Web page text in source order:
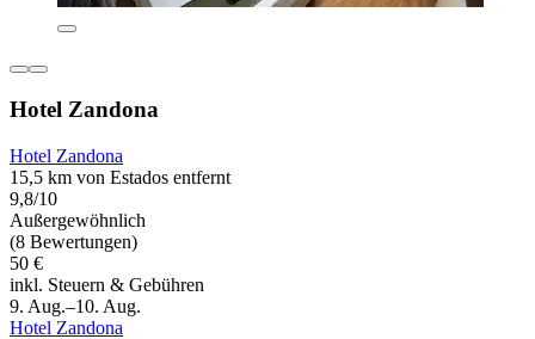
Hotel Zandona
Hotel Zandona
15,5 km von Estados entfernt
9,8/10
Außergewöhnlich
(8 Bewertungen)
50 €
inkl. Steuern & Gebühren
9. Aug.–10. Aug.
Hotel Zandona